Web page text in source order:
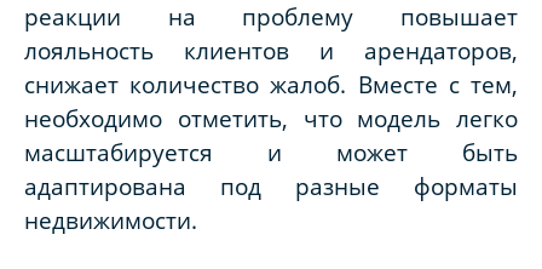
реакции на проблему повышает
лояльность клиентов и арендаторов,
снижает количество жалоб. Вместе с тем,
необходимо отметить, что модель легко
масштабируется и может быть
адаптирована под разные форматы
недвижимости.